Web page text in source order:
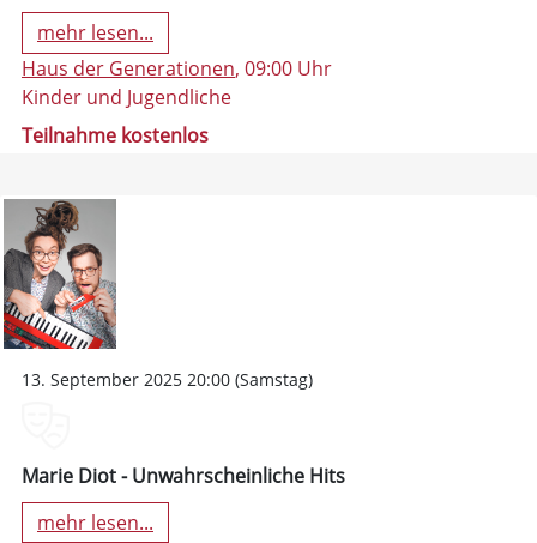
mehr lesen...
Haus der Generationen, 09:00 Uhr
Kinder und Jugendliche
Teilnahme kostenlos
13. September 2025 20:00 (Samstag)
Marie Diot - Unwahrscheinliche Hits
mehr lesen...